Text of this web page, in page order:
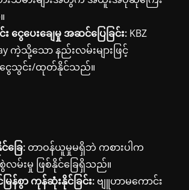
ငွေပေးချေမှု အဆင်ပြေခြင်း: KBZ
ကဲ့သို့သော နည်းလမ်းများဖြင့်
သွင်း/ထုတ်နိုင်သည်။
ခြေ: တာဝန်ယူမှုမရှိဘဲ ကစားပါက
လမ်းမှု ဖြစ်နိုင်ခြေရှိသည်။
မြန်စွာ ကုန်ဆုံးနိုင်ခြင်း: ဗျူဟာမကောင်း